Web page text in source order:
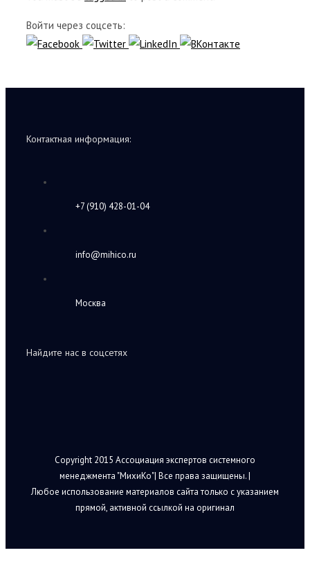
Войти через соцсеть:
Контактная информация:
+7 (910) 428-01-04
info@mihico.ru
Москва
Найдите нас в соцсетях
Copyright 2015 Ассоциация экспертов системного
менеджмента "МихиКо"| Все права защищены. |
Любое использование материалов сайта только с указанием
прямой, активной ссылкой на оригинал